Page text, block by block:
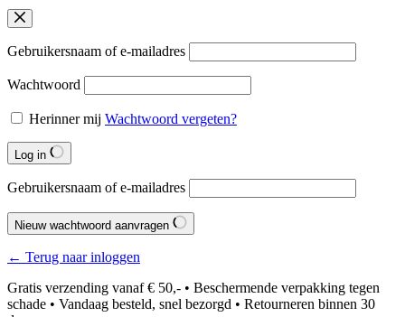
Gebruikersnaam of e-mailadres
Wachtwoord
Herinner mij Wachtwoord vergeten?
Log in
Gebruikersnaam of e-mailadres
Nieuw wachtwoord aanvragen
← Terug naar inloggen
Gratis verzending vanaf € 50,- • Beschermende verpakking tegen
schade • Vandaag besteld, snel bezorgd • Retourneren binnen 30